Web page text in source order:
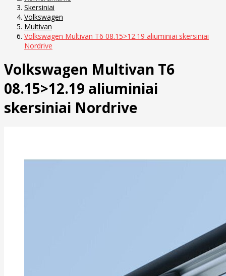
Skersiniai
Volkswagen
Multivan
Volkswagen Multivan T6 08.15>12.19 aliuminiai skersiniai
Nordrive
Volkswagen Multivan T6
08.15>12.19 aliuminiai
skersiniai Nordrive